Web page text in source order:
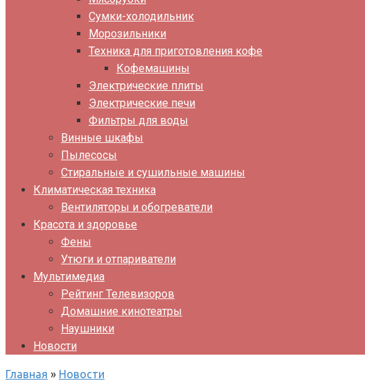
Сумки-холодильник
Морозильники
Техника для приготовления кофе
Кофемашины
Электрические плиты
Электрические печи
Фильтры для воды
Винные шкафы
Пылесосы
Стиральные и сушильные машины
Климатическая техника
Вентиляторы и обогреватели
Красота и здоровье
Фены
Утюги и отпариватели
Мультимедиа
Рейтинг Телевизоров
Домашние кинотеатры
Наушники
Новости
Главная » Новости